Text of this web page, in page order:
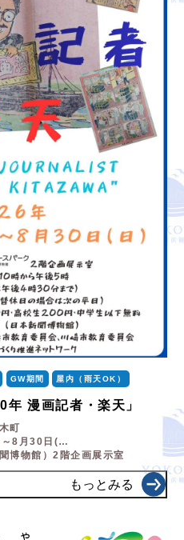
GW期間 屋内（雨天OK）
漫画記者・楽天」
町
8月30日(…
博物館）2階企画展示室
もっとみる